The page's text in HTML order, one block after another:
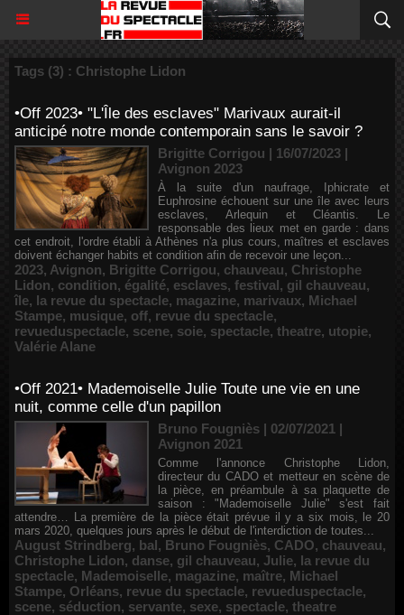
Tags (3) : Christophe Lidon
•Off 2023• "L'Île des esclaves" Marivaux aurait-il
anticipé notre monde contemporain sans le savoir ?
Brigitte Corrigou | 16/07/2023 |
Avignon 2023
À la suite d'un naufrage, Iphicrate et
Euphrosine échouent sur une île avec leurs
esclaves, Arlequin et Cléantis. Le
responsable des lieux met en garde : dans
cet endroit, l'ordre établi à Athènes n'a plus cours, maîtres et esclaves
doivent échanger habits et condition afin de recevoir une leçon...
2023, Avignon, Brigitte Corrigou, chauveau, Christophe
Lidon, condition, égalité, esclaves, festival, gil chauveau,
île, la revue du spectacle, magazine, marivaux, Michael
Stampe, musique, off, revue du spectacle,
revueduspectacle, scene, soie, spectacle, theatre, utopie,
Valérie Alane
•Off 2021• Mademoiselle Julie Toute une vie en une
nuit, comme celle d'un papillon
Bruno Fougniès | 02/07/2021 |
Avignon 2021
Comme l'annonce Christophe Lidon,
directeur du CADO et metteur en scène de
la pièce, en préambule à sa plaquette de
saison : "Mademoiselle Julie" s'est fait
attendre… La première de la pièce était prévue il y a six mois, le 20
mars 2020, quelques jours après le début de l'interdiction de toutes...
August Strindberg, bal, Bruno Fougniès, CADO, chauveau,
Christophe Lidon, danse, gil chauveau, Julie, la revue du
spectacle, Mademoiselle, magazine, maître, Michael
Stampe, Orléans, revue du spectacle, revueduspectacle,
scene, séduction, servante, sexe, spectacle, theatre